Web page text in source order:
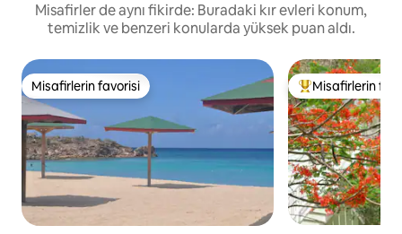
Misafirler de aynı fikirde: Buradaki kır evleri konum,
temizlik ve benzeri konularda yüksek puan aldı.
Misafirlerin favorisi
Misafirlerin favorisi Misafirlerin
Misafirlerin